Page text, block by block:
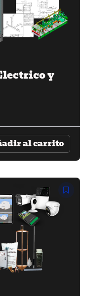
y
al carrito